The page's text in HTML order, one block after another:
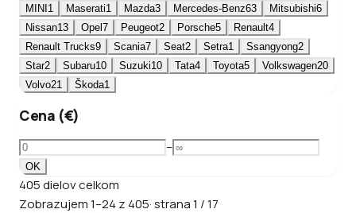
MINI1 Maserati1 Mazda3 Mercedes-Benz63 Mitsubishi6
Nissan13 Opel7 Peugeot2 Porsche5 Renault4
Renault Trucks9 Scania7 Seat2 Setra1 Ssangyong2
Star2 Subaru10 Suzuki10 Tata4 Toyota5 Volkswagen20
Volvo21 Škoda1
Cena (€)
–
OK
405dielovcelkom
Zobrazujem1–24 z 405·strana1 /17